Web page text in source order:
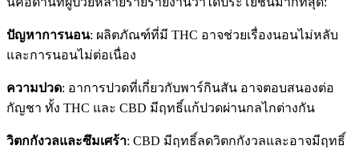
ปัญหาการนอน: ผลิตภัณฑ์ที่มี THC อาจช่วยเรื่องนอนไม่หลับ
และการนอนไม่ต่อเนื่อง
ความปวด: อาการปวดที่เกี่ยวกับพาร์กินสัน อาจตอบสนองต่อ
กัญชา ทั้ง THC และ CBD มีฤทธิ์แก้ปวดผ่านกลไกต่างกัน
วิตกกังวลและซึมเศร้า: CBD มีฤทธิ์ลดวิตกกังวลและอาจมีฤทธิ์